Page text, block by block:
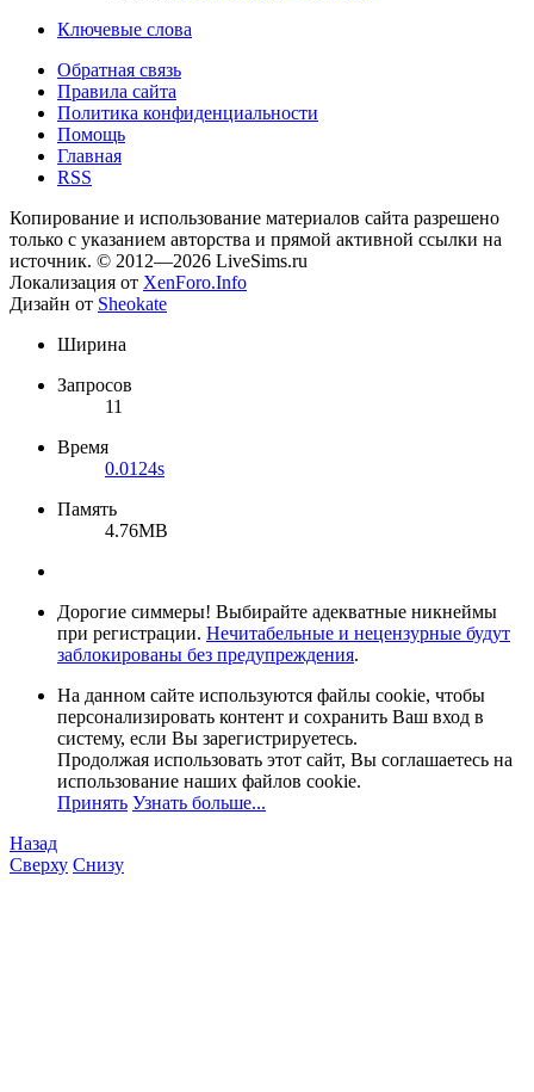
Ключевые слова
Обратная связь
Правила сайта
Политика конфиденциальности
Помощь
Главная
RSS
Копирование и использование материалов сайта разрешено
только с указанием авторства и прямой активной ссылки на
источник. © 2012—2026 LiveSims.ru
Локализация от XenForo.Info
Дизайн от Sheokate
Ширина
Запросов
11
Время
0.0124s
Память
4.76MB
Дорогие симмеры! Выбирайте адекватные никнеймы
при регистрации. Нечитабельные и нецензурные будут
заблокированы без предупреждения.
На данном сайте используются файлы cookie, чтобы
персонализировать контент и сохранить Ваш вход в
систему, если Вы зарегистрируетесь.
Продолжая использовать этот сайт, Вы соглашаетесь на
использование наших файлов cookie.
Принять Узнать больше...
Назад
Сверху Снизу